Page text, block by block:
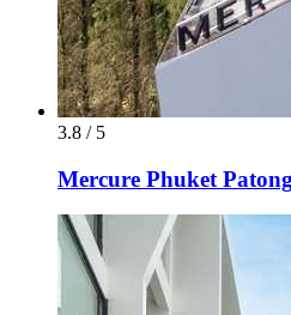
3.8 / 5
Mercure Phuket